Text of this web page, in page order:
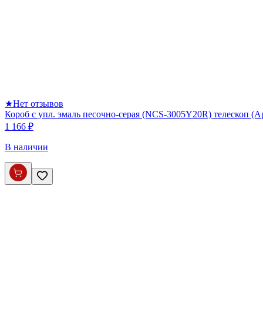
★Нет отзывов
Короб с упл. эмаль песочно-серая (NCS-3005Y20R) телескоп
1 166 ₽
В наличии